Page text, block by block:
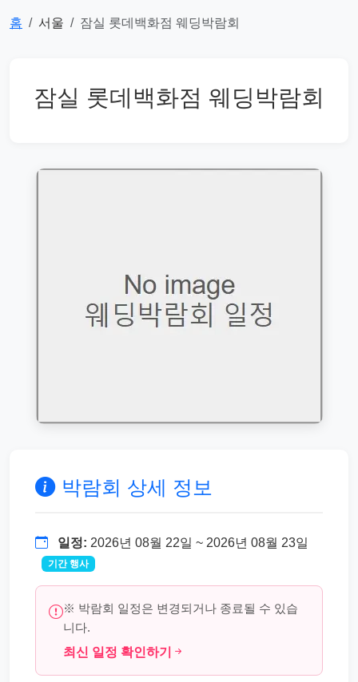
홈 서울 잠실 롯데백화점 웨딩박람회
잠실 롯데백화점 웨딩박람회
박람회 상세 정보
일정: 2026년 08월 22일 ~ 2026년 08월 23일
기간 행사
※ 박람회 일정은 변경되거나 종료될 수 있습
니다.
최신 일정 확인하기